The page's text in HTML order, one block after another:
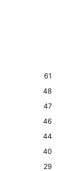
61
48
47
46
44
40
29